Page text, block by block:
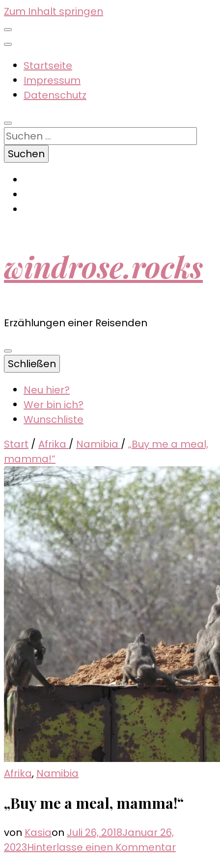
Zum Inhalt springen
Startseite
Impressum
Datenschutz
Suchen
nach:
windrose.rocks
Erzählungen einer Reisenden
Schließen
Neu hier?
Wer bin ich?
Wunschliste
Start / Afrika / Namibia / „Buy me a meal,
mamma!“
Afrika, Namibia
„Buy me a meal, mamma!“
von Kasiaon Juli 26, 2018Januar 26,
2023Hinterlasse einen Kommentarzu